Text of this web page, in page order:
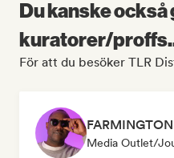
Du kanske
kuratorer/
För att du besöker TLR
FARMINGTON